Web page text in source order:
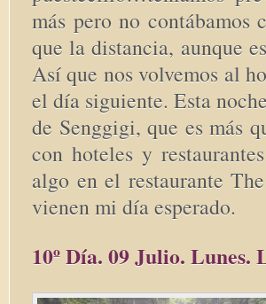
más pero no
que la distancia, aunque
Así que nos volvemos al
el día siguiente. Esta
de Senggigi, que es más
con hoteles y
algo en el restaurante
vienen mi día esperado.
10º Día. 09 Julio. Lunes.